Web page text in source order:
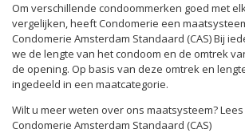
Om verschillende condoommerken goed met
vergelijken, heeft Condomerie een
Condomerie Amsterdam Standaard (CAS) Bij
we de lengte van het condoom en de omtrek
de opening. Op basis van deze omtrek en
ingedeeld in een maatcategorie.
Wilt u meer weten over ons maatsysteem? Lees
Condomerie Amsterdam Standaard (CAS)